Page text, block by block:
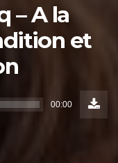
– A la
et
00:00
()